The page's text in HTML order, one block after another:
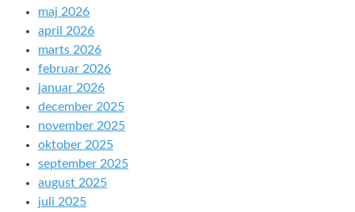
maj 2026
april 2026
marts 2026
februar 2026
januar 2026
december 2025
november 2025
oktober 2025
september 2025
august 2025
juli 2025